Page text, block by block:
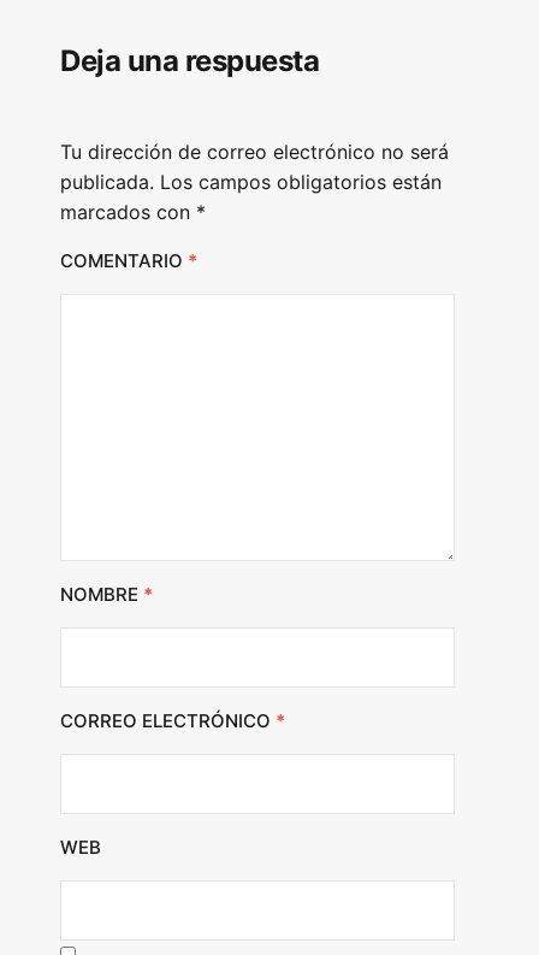
a
r
Deja una respuesta
Tu dirección de correo electrónico no será
publicada. Los campos obligatorios están
marcados con *
COMENTARIO *
NOMBRE *
CORREO ELECTRÓNICO *
WEB